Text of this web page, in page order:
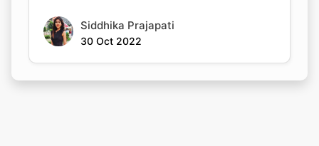
Siddhika Prajapati
30 Oct 2022